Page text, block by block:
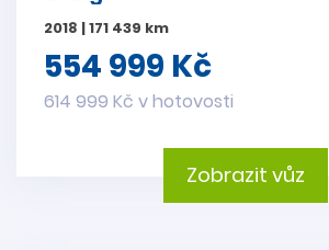
2018 | 171 439 km
554 999 Kč
614 999 Kč v hotovosti
Zobrazit vůz